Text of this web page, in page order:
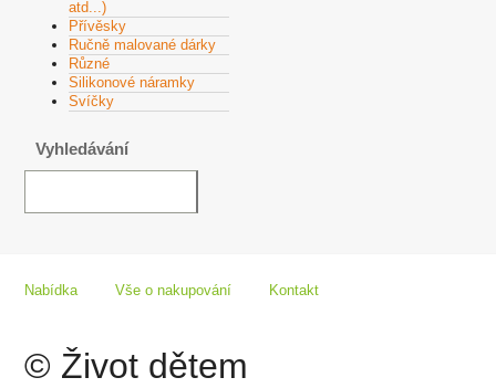
atd...)
Přívěsky
Ručně malované dárky
Různé
Silikonové náramky
Svíčky
Vyhledávání
Nabídka Vše o nakupování Kontakt
© Život dětem